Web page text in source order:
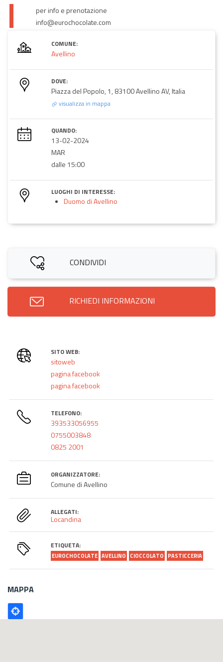
per info e prenotazione
info@eurochocolate.com
COMUNE:
Avellino
DOVE:
Piazza del Popolo, 1, 83100 Avellino AV, Italia
visualizza in mappa
QUANDO:
13-02-2024
MAR
dalle 15:00
LUOGHI DI INTERESSE:
Duomo di Avellino
CONDIVIDI
RICHIEDI INFORMAZIONI
SITO WEB:
sitoweb
pagina facebook
pagina facebook
TELEFONO:
393533056955
0755003848
0825 2001
ORGANIZZATORE:
Comune di Avellino
ALLEGATI:
Locandina
ETIQUETA:
EUROCHOCOLATE AVELLINO CIOCCOLATO PASTICCERIA
MAPPA
Poligono
GEO